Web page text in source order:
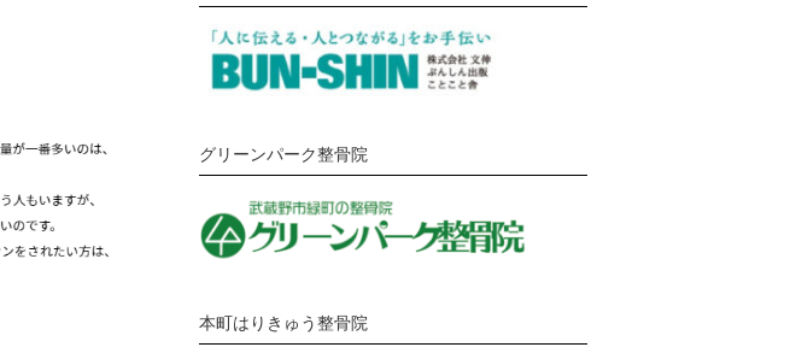
グリーンパーク整骨院
本町はりきゅう整骨院